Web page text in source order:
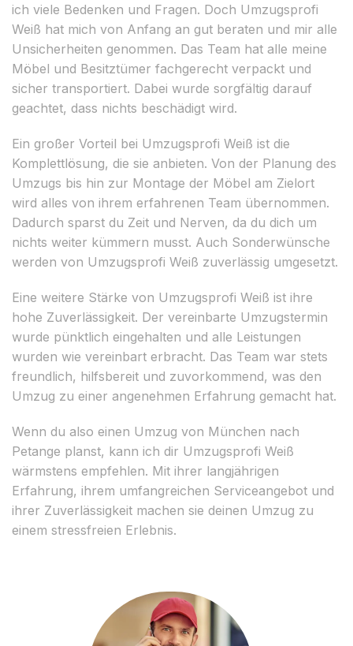
ich viele Bedenken und Fragen. Doch Umzugsprofi
Weiß hat mich von Anfang an gut beraten und mir alle
Unsicherheiten genommen. Das Team hat alle meine
Möbel und Besitztümer fachgerecht verpackt und
sicher transportiert. Dabei wurde sorgfältig darauf
geachtet, dass nichts beschädigt wird.
Ein großer Vorteil bei Umzugsprofi Weiß ist die
Komplettlösung, die sie anbieten. Von der Planung des
Umzugs bis hin zur Montage der Möbel am Zielort
wird alles von ihrem erfahrenen Team übernommen.
Dadurch sparst du Zeit und Nerven, da du dich um
nichts weiter kümmern musst. Auch Sonderwünsche
werden von Umzugsprofi Weiß zuverlässig umgesetzt.
Eine weitere Stärke von Umzugsprofi Weiß ist ihre
hohe Zuverlässigkeit. Der vereinbarte Umzugstermin
wurde pünktlich eingehalten und alle Leistungen
wurden wie vereinbart erbracht. Das Team war stets
freundlich, hilfsbereit und zuvorkommend, was den
Umzug zu einer angenehmen Erfahrung gemacht hat.
Wenn du also einen Umzug von München nach
Petange planst, kann ich dir Umzugsprofi Weiß
wärmstens empfehlen. Mit ihrer langjährigen
Erfahrung, ihrem umfangreichen Serviceangebot und
ihrer Zuverlässigkeit machen sie deinen Umzug zu
einem stressfreien Erlebnis.